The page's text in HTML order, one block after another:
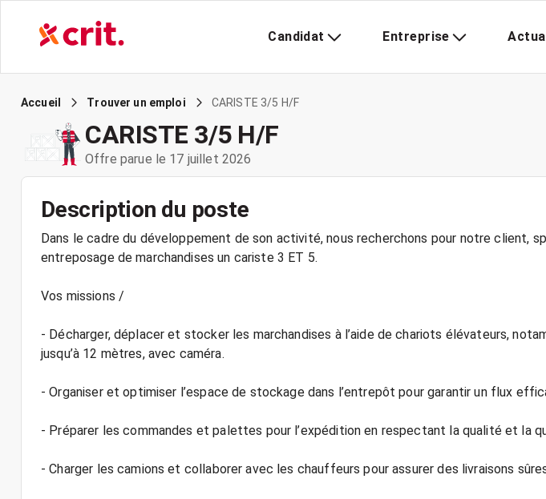
Candidat Entreprise
Accueil Trouver un emploi CARISTE 3/5 H/F
CARISTE 3/5 H/F
Offre parue le 17 juillet 2026
Description du poste
Dans le cadre du développement de son activité, nous recherchons pour notre client,
entreposage de marchandises un cariste 3 ET 5.
Vos missions /
- Décharger, déplacer et stocker les marchandises à l’aide de chariots élévateurs,
jusqu’à 12 mètres, avec caméra.
- Organiser et optimiser l’espace de stockage dans l’entrepôt pour garantir un flux
- Préparer les commandes et palettes pour l’expédition en respectant la qualité et la
- Charger les camions et collaborer avec les chauffeurs pour assurer des livraisons